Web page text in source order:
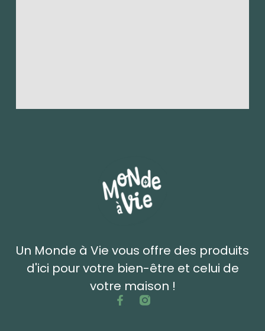
Un Monde à Vie vous offre des produits
d'ici pour votre bien-être et celui de
votre maison !